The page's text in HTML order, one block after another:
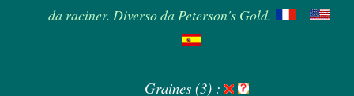
da raciner. Diverso da Peterson's Gold.
Graines (3) :